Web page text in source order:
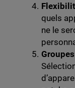
quels
ne le